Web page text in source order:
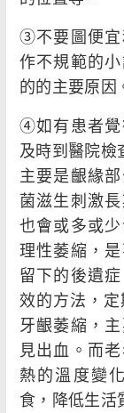
③不要圖便宜
作不規範的
的的主要原因
④如有患者覺
及時到醫院檢
主要是齦緣
菌滋生刺激
也會或多或
理性萎縮，
留下的後遺
效的方法，
牙齦萎縮，
見出血。而
熱的溫度變
食，降低生活